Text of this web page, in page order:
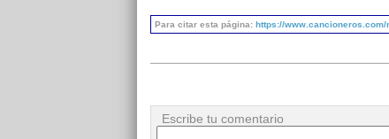
Para citar esta página: https://www.cancioneros.com/
Escribe tu comentario